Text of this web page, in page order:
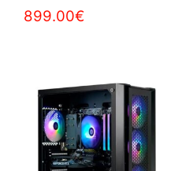
899.00€